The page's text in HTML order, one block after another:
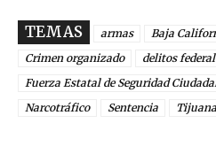
TEMAS armas Baja
Crimen organizado
delitos
Fuerza Estatal de Seguridad
Narcotráfico
Sentencia Tijuana